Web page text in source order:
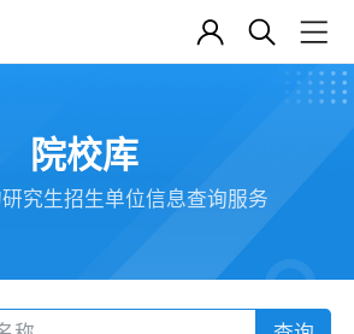
院校库
究生招生单位信息查询服务